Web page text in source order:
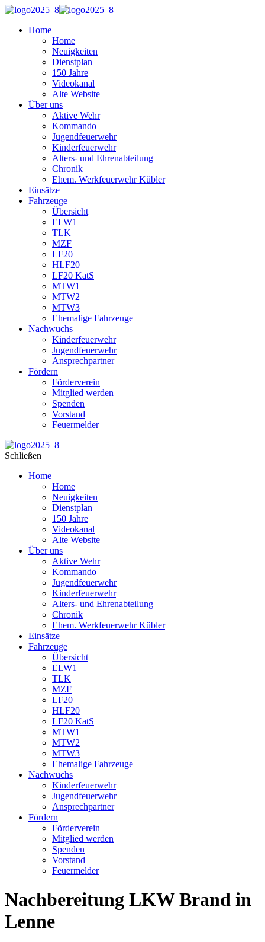
Home
Home
Neuigkeiten
Dienstplan
150 Jahre
Videokanal
Alte Website
Über uns
Aktive Wehr
Kommando
Jugendfeuerwehr
Kinderfeuerwehr
Alters- und Ehrenabteilung
Chronik
Ehem. Werkfeuerwehr Kübler
Einsätze
Fahrzeuge
Übersicht
ELW1
TLK
MZF
LF20
HLF20
LF20 KatS
MTW1
MTW2
MTW3
Ehemalige Fahrzeuge
Nachwuchs
Kinderfeuerwehr
Jugendfeuerwehr
Ansprechpartner
Fördern
Förderverein
Mitglied werden
Spenden
Vorstand
Feuermelder
Schließen
Home
Home
Neuigkeiten
Dienstplan
150 Jahre
Videokanal
Alte Website
Über uns
Aktive Wehr
Kommando
Jugendfeuerwehr
Kinderfeuerwehr
Alters- und Ehrenabteilung
Chronik
Ehem. Werkfeuerwehr Kübler
Einsätze
Fahrzeuge
Übersicht
ELW1
TLK
MZF
LF20
HLF20
LF20 KatS
MTW1
MTW2
MTW3
Ehemalige Fahrzeuge
Nachwuchs
Kinderfeuerwehr
Jugendfeuerwehr
Ansprechpartner
Fördern
Förderverein
Mitglied werden
Spenden
Vorstand
Feuermelder
Nachbereitung LKW Brand in
Lenne